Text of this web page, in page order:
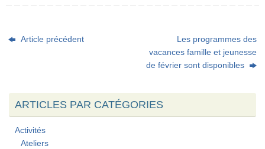
Article précédent
Les programmes des
vacances famille et jeunesse
de février sont disponibles
ARTICLES PAR CATÉGORIES
Activités
Ateliers